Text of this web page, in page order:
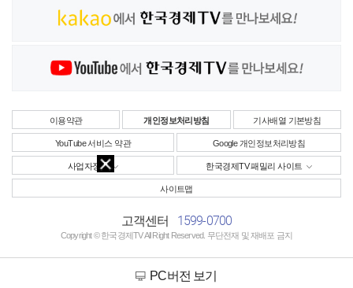
이용약관 개인정보처리방침 기사배열 기본방침
YouTube 서비스 약관 Google 개인정보처리방침
사업자정보 한국경제TV 패밀리 사이트
사이트맵
고객센터 1599-0700
Copyright © 한국경제TV All Right Reserved. 무단전재 및 재배포 금지
PC버전 보기